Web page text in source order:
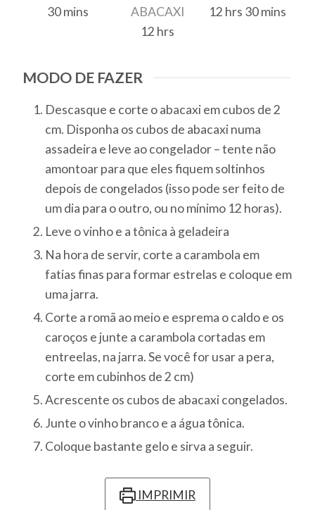
30minutes
mins
ABACAXI
12 hours
hrs
12hours
hrs 30minutes
mins
MODO DE FAZER
Descasque e corte o abacaxi em cubos de 2
cm. Disponha os cubos de abacaxi numa
assadeira e leve ao congelador – tente não
amontoar para que eles fiquem soltinhos
depois de congelados (isso pode ser feito de
um dia para o outro, ou no mínimo 12 horas).
Leve o vinho e a tônica à geladeira
Na hora de servir, corte a carambola em
fatias finas para formar estrelas e coloque em
uma jarra.
Corte a romã ao meio e esprema o caldo e os
caroços e junte a carambola cortadas em
entreelas, na jarra. Se você for usar a pera,
corte em cubinhos de 2 cm)
Acrescente os cubos de abacaxi congelados.
Junte o vinho branco e a água tônica.
Coloque bastante gelo e sirva a seguir.
IMPRIMIR